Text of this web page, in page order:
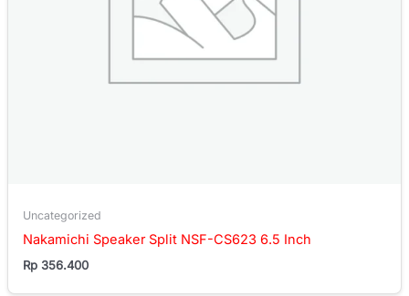
Uncategorized
Nakamichi Speaker Split NSF-CS623 6.5 Inch
Rp 356.400